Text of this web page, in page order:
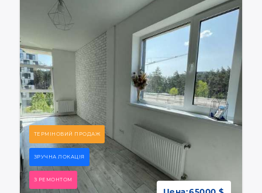
ТЕРМІНОВИЙ ПРОДАЖ
ЗРУЧНА ЛОКАЦІЯ
З РЕМОНТОМ